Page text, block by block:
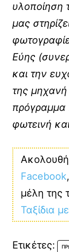
υλοποίηση
μας
Εύης
και την
της
πρόγραμμα
φωτεινή
Facebook
μέλη της
Ταξίδια
Ετικέτες: